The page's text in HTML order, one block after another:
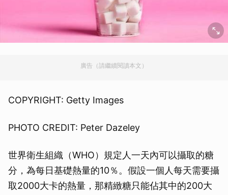
廣告（請繼續閱讀本文）
COPYRIGHT: Getty Images
PHOTO CREDIT: Peter Dazeley
世界衛生組織（WHO）規定人一天內可以攝取的糖
分，為每日基礎熱量的10％。假設一個人每天需要攝
取2000大卡的熱量，那精緻糖只能佔其中的200大